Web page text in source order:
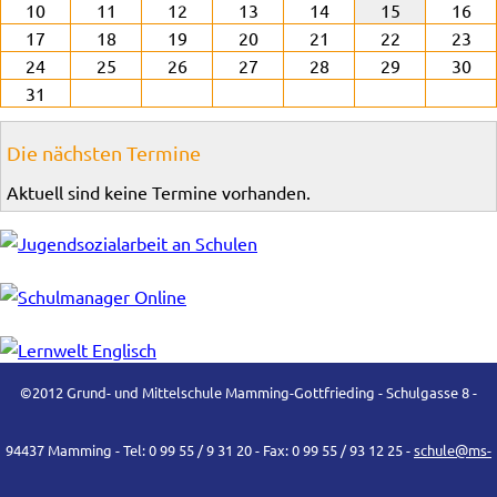
10
11 12 13 14 15
16
17
18 19 20 21 22
23
24
25 26 27 28 29
30
31
Die nächsten Termine
Aktuell sind keine Termine vorhanden.
©2012 Grund- und Mittelschule Mamming-Gottfrieding - Schulgasse 8 -
94437 Mamming - Tel: 0 99 55 / 9 31 20 - Fax: 0 99 55 / 93 12 25 -schule@ms-